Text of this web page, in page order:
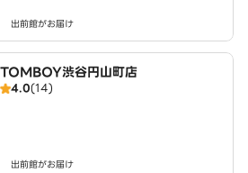
出前館がお届け
TOMBOY渋谷円山町店
4.0(14)
出前館がお届け